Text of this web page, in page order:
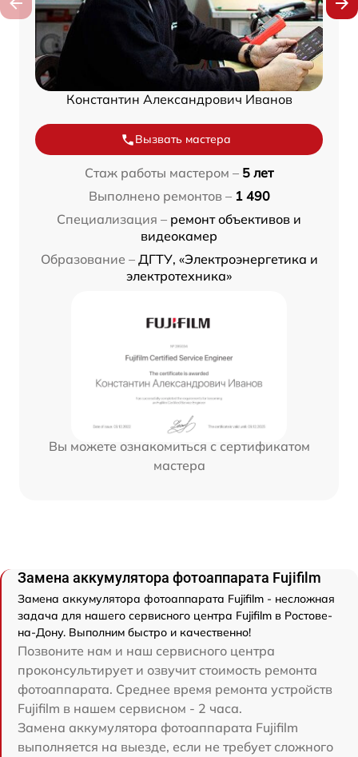
Константин Александрович Иванов
Вызвать мастера
Стаж работы мастером – 5 лет
Выполнено ремонтов – 1 490
Специализация – ремонт объективов и
видеокамер
Образование – ДГТУ, «Электроэнергетика и
электротехника»
Вы можете ознакомиться с сертификатом
мастера
Замена аккумулятора фотоаппарата Fujifilm
Замена аккумулятора фотоаппарата Fujifilm - несложная
задача для нашего сервисного центра Fujifilm в Ростове-
на-Дону. Выполним быстро и качественно!
Позвоните нам и наш сервисного центра
проконсультирует и озвучит стоимость ремонта
фотоаппарата. Среднее время ремонта устройств
Fujifilm в нашем сервисном - 2 часа.
Замена аккумулятора фотоаппарата Fujifilm
выполняется на выезде, если не требует сложного